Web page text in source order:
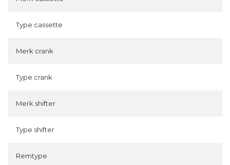
Type cassette
Merk crank
Type crank
Merk shifter
Type shifter
Remtype